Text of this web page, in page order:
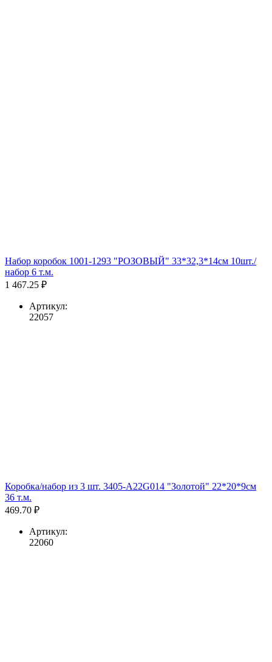
Набор коробок 1001-1293 "РОЗОВЫЙ" 33*32,3*14см 10шт./
набор 6 т.м.
1 467.25 ₽
Артикул:
22057
Коробка/набор из 3 шт. 3405-A22G014 "Золотой" 22*20*9см
36 т.м.
469.70 ₽
Артикул:
22060